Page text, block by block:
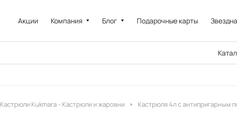
Акции Компания Блог Подарочные карты
Кастрюли Kukmara - Кастрюли и жаровни Кастрюля 4л с антипригарным